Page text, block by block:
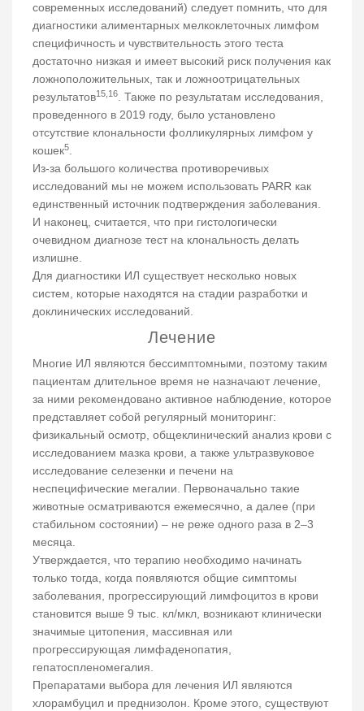
современных исследований) следует помнить, что для
диагностики алиментарных мелкоклеточных лимфом
специфичность и чувствительность этого теста
достаточно низкая и имеет высокий риск получения как
ложноположительных, так и ложноотрицательных
результатов15,16
. Также по результатам исследования,
проведенного в 2019 году, было установлено
отсутствие клональности фолликулярных лимфом у
кошек5
Из-за большого количества противоречивых
исследований мы не можем использовать PARR как
единственный источник подтверждения заболевания.
И наконец, считается, что при гистологически
очевидном диагнозе тест на клональность делать
излишне.
Для диагностики ИЛ существует несколько новых
систем, которые находятся на стадии разработки и
доклинических исследований.
Лечение
Многие ИЛ являются бессимптомными, поэтому таким
пациентам длительное время не назначают лечение,
за ними рекомендовано активное наблюдение, которое
представляет собой регулярный мониторинг:
физикальный осмотр, общеклинический анализ крови с
исследованием мазка крови, а также ультразвуковое
исследование селезенки и печени на
неспецифические мегалии. Первоначально такие
животные осматриваются ежемесячно, а далее (при
стабильном состоянии) – не реже одного раза в 2–3
месяца.
Утверждается, что терапию необходимо начинать
только тогда, когда появляются общие симптомы
заболевания, прогрессирующий лимфоцитоз в крови
становится выше 9 тыс. кл/мкл, возникают клинически
значимые цитопения, массивная или
прогрессирующая лимфаденопатия,
гепатоспленомегалия.
Препаратами выбора для лечения ИЛ являются
хлорамбуцил и преднизолон. Кроме этого, существуют